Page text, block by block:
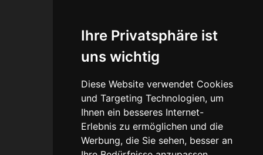
Ihre Privatsphäre ist
uns wichtig
Diese Website verwendet Cookies
und Targeting Technologien, um
Ihnen ein besseres Internet-
Erlebnis zu ermöglichen und die
Werbung, die Sie sehen, besser an
Connect
Portfolio
Legal